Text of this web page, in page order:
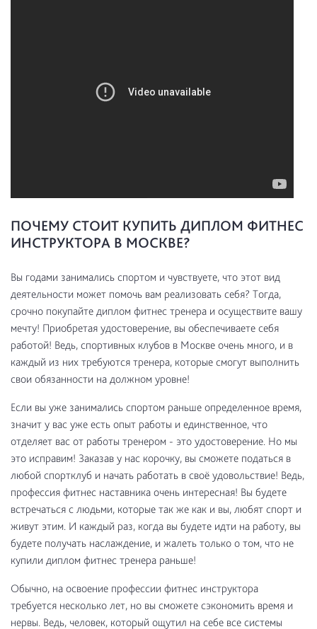
ПОЧЕМУ СТОИТ КУПИТЬ ДИПЛОМ ФИТНЕС
ИНСТРУКТОРА В МОСКВЕ?
Вы годами занимались спортом и чувствуете, что этот вид
деятельности может помочь вам реализовать себя? Тогда,
срочно покупайте диплом фитнес тренера и осуществите вашу
мечту! Приобретая удостоверение, вы обеспечиваете себя
работой! Ведь, спортивных клубов в Москве очень много, и в
каждый из них требуются тренера, которые смогут выполнить
свои обязанности на должном уровне!
Если вы уже занимались спортом раньше определенное время,
значит у вас уже есть опыт работы и единственное, что
отделяет вас от работы тренером - это удостоверение. Но мы
это исправим! Заказав у нас корочку, вы сможете податься в
любой спортклуб и начать работать в своё удовольствие! Ведь,
профессия фитнес наставника очень интересная! Вы будете
встречаться с людьми, которые так же как и вы, любят спорт и
живут этим. И каждый раз, когда вы будете идти на работу, вы
будете получать наслаждение, и жалеть только о том, что не
купили диплом фитнес тренера раньше!
Обычно, на освоение профессии фитнес инструктора
требуется несколько лет, но вы сможете сэкономить время и
нервы. Ведь, человек, который ощутил на себе все системы